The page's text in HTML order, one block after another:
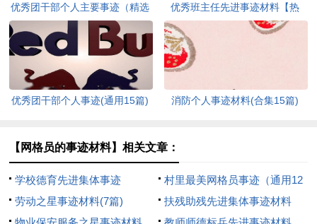
优秀团干部个人主要事迹（精选
7篇）
优秀班主任先进事迹材料【热
优秀团干部个人事迹(通用15篇) 消防个人事迹材料(合集15篇)
【网格员的事迹材料】相关文章：
学校德育先进集体事迹
村里最美网格员事迹（通用12
篇）
劳动之星事迹材料(7篇)
扶残助残先进集体事迹材料